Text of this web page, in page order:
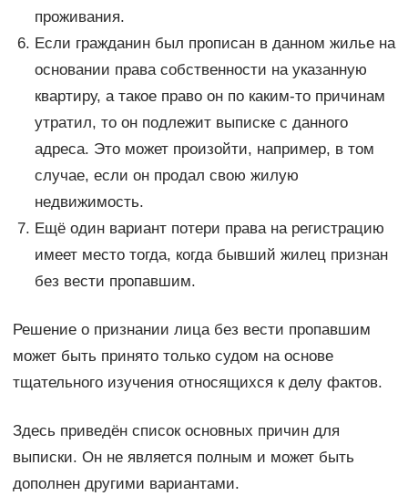
проживания.
Если гражданин был прописан в данном жилье на
основании права собственности на указанную
квартиру, а такое право он по каким-то причинам
утратил, то он подлежит выписке с данного
адреса. Это может произойти, например, в том
случае, если он продал свою жилую
недвижимость.
Ещё один вариант потери права на регистрацию
имеет место тогда, когда бывший жилец признан
без вести пропавшим.
Решение о признании лица без вести пропавшим
может быть принято только судом на основе
тщательного изучения относящихся к делу фактов.
Здесь приведён список основных причин для
выписки. Он не является полным и может быть
дополнен другими вариантами.